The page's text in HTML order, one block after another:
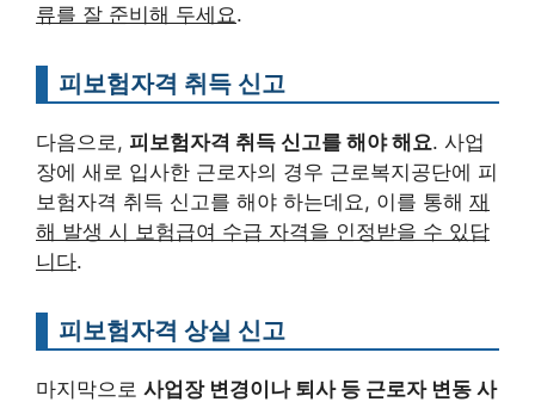
류를 잘 준비해 두세요.
피보험자격 취득 신고
다음으로, 피보험자격 취득 신고를 해야 해요. 사업
장에 새로 입사한 근로자의 경우 근로복지공단에 피
보험자격 취득 신고를 해야 하는데요, 이를 통해 재
해 발생 시 보험급여 수급 자격을 인정받을 수 있답
니다.
피보험자격 상실 신고
마지막으로 사업장 변경이나 퇴사 등 근로자 변동 사